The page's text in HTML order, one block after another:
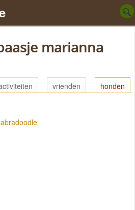
marianna
vrienden honden